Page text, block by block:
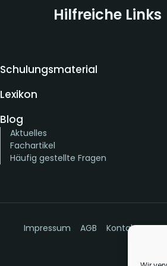
Hilfreiche Links
Schulungsmaterial
Lexikon
Blog
Aktuelles
Fachartikel
Häufig gestellte Fragen
Impressum AGB Kontakt